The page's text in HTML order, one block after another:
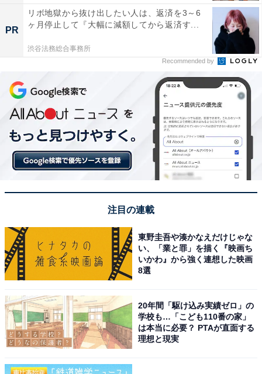
PR
リボ地獄から抜け出したい人は、返済を3～6
ヶ月停止して『大幅に減額してから返済す...
渋谷法務総合事務所
Recommended by
注目の連載
東野圭吾や湊かなえだけじゃな
い、「業と罪」を描く『映画ち
いかわ』から強く連想した映画
8選
20年間「駆け込み実績ゼロ」の
学校も…「こども110番の家」
は本当に必要？ PTAが直面する
理想と現実